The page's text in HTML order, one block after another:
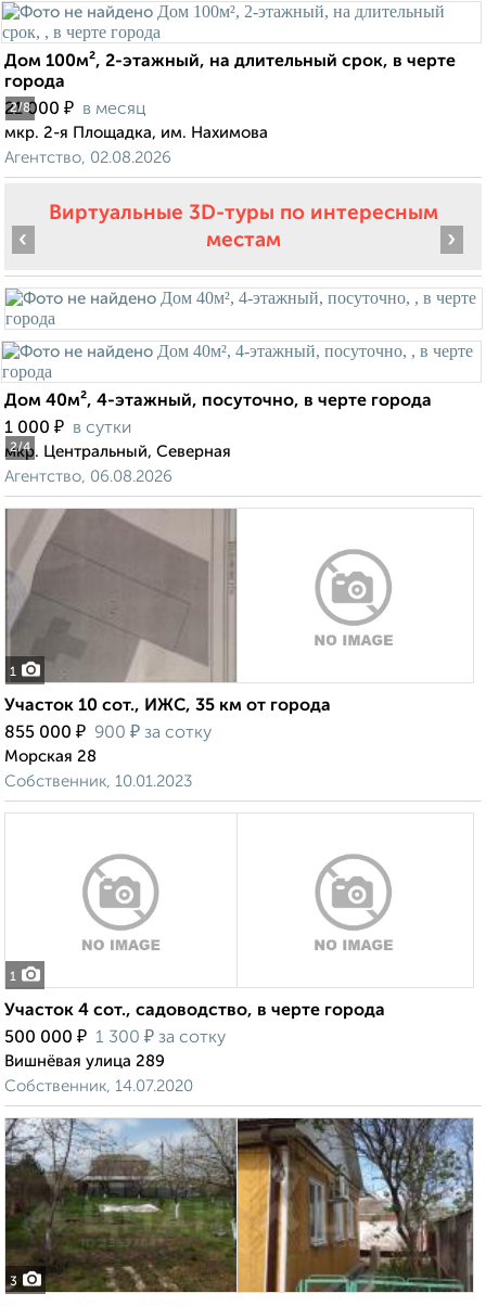
2/8
Дом 100м², 2-этажный, на длительный срок, в черте
города
21 000 ₽ в месяц
мкр. 2-я Площадка, им. Нахимова
Агентство, 02.08.2026
Виртуальные 3D-туры по интересным
местам
2/4
‹ ›
Дом 40м², 4-этажный, посуточно, в черте города
1 000 ₽ в сутки
мкр. Центральный, Северная
Агентство, 06.08.2026
1
Участок 10 сот., ИЖС, 35 км от города
855 000 ₽ 900 ₽ за сотку
Морская 28
Собственник, 10.01.2023
1
Участок 4 сот., садоводство, в черте города
500 000 ₽ 1 300 ₽ за сотку
Вишнёвая улица 289
Собственник, 14.07.2020
3